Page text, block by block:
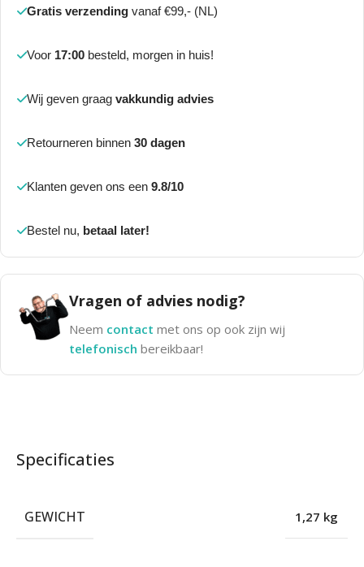
Gratis verzending vanaf €99,- (NL)
Voor 17:00 besteld, morgen in huis!
Wij geven graag vakkundig advies
Retourneren binnen 30 dagen
Klanten geven ons een 9.8/10
Bestel nu, betaal later!
Vragen of advies nodig?
Neem contact met ons op ook zijn wij
telefonisch bereikbaar!
Specificaties
GEWICHT 1,27 kg